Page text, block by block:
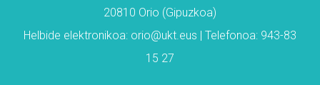
20810 Orio (Gipuzkoa)
Helbide elektronikoa: orio@ukt.eus | Telefonoa: 943-83
15 27